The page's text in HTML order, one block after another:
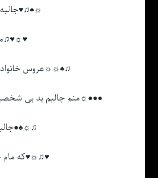
♫♠☼☼ﻋﺮوس
●●●☼ﻣﻨﻢ ﺟﺎﻟﺒﻢ ﺑﺪ ﺑﻰ
♥♫☼♥ﻛﻪ ﻣﺎم